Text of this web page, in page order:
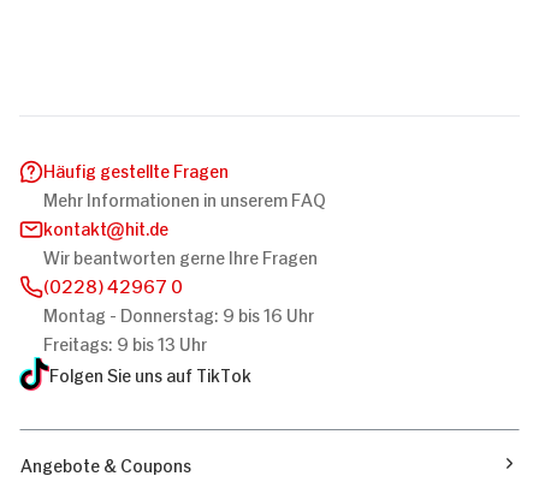
Häufig gestellte Fragen
Mehr Informationen in unserem FAQ
kontakt
hit.de
Wir beantworten gerne Ihre Fragen
(0228) 42967 0
Montag - Donnerstag: 9 bis 16 Uhr
Freitags: 9 bis 13 Uhr
Folgen Sie uns auf TikTok
Angebote & Coupons